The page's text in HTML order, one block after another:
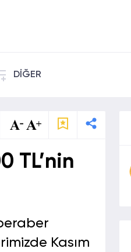
DİĞER
TL’nin
Kasım